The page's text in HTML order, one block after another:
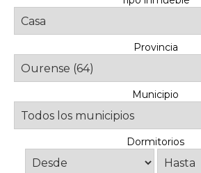
Provincia
Municipio
Dormitorios